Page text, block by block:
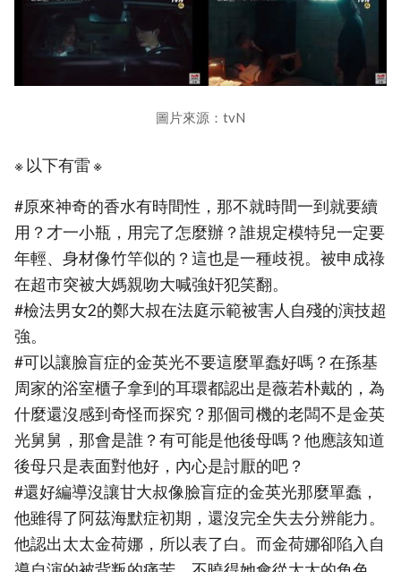
圖片來源：tvN
※ 以下有雷 ※
#原來神奇的香水有時間性，那不就時間一到就要續
用？才一小瓶，用完了怎麼辦？誰規定模特兒一定要
年輕、身材像竹竿似的？這也是一種歧視。被申成祿
在超市突被大媽親吻大喊強奸犯笑翻。
#檢法男女2的鄭大叔在法庭示範被害人自殘的演技超
強。
#可以讓臉盲症的金英光不要這麼單蠢好嗎？在孫基
周家的浴室櫃子拿到的耳環都認出是薇若朴戴的，為
什麼還沒感到奇怪而探究？那個司機的老闆不是金英
光舅舅，那會是誰？有可能是他後母嗎？他應該知道
後母只是表面對他好，內心是討厭的吧？
#還好編導沒讓甘大叔像臉盲症的金英光那麼單蠢，
他雖得了阿茲海默症初期，還沒完全失去分辨能力。
他認出太太金荷娜，所以表了白。而金荷娜卻陷入自